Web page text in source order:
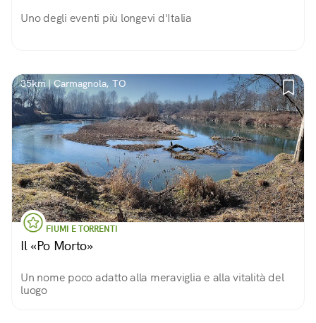
Uno degli eventi più longevi d'Italia
35km | Carmagnola, TO
FIUMI E TORRENTI
Il «Po Morto»
Un nome poco adatto alla meraviglia e alla vitalità del
luogo